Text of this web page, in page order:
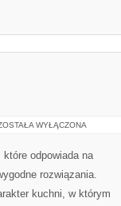
WYŁĄCZONA
odpowiada na
rozwiązania.
kuchni, w którym